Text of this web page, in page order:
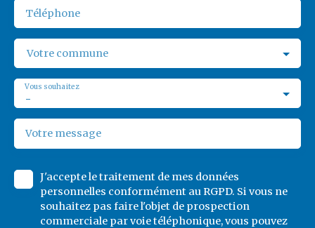
Téléphone
Votre commune
-
Vous souhaitez
Votre message
J'accepte le traitement de mes données
personnelles conformément au RGPD. Si vous ne
souhaitez pas faire l'objet de prospection
commerciale par voie téléphonique, vous pouvez